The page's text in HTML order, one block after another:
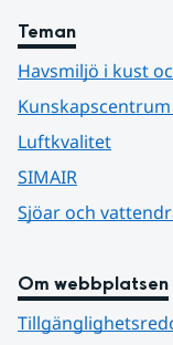
Teman
Havsmiljö i kust
Luftkvalitet
SIMAIR
Sjöar och
Om webbplatsen